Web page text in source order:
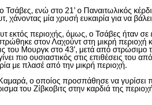
ενώ στο 21’ ο Παναιτωλικός
χάνοντας μία χρυσή ευκαιρία για να
εκτός περιοχής, όμως, ο Τσάβες ήταν σε
στον Λαχούντ στη μικρή περιοχή
του Μουργκ στο 43′, μετά από
πιο ουσιαστικός στις επιθέσεις
με πλασέ από την μικρή περιοχή.
ο οποίος προσπάθησε να
του Ζίβκοβιτς στην καρδιά της